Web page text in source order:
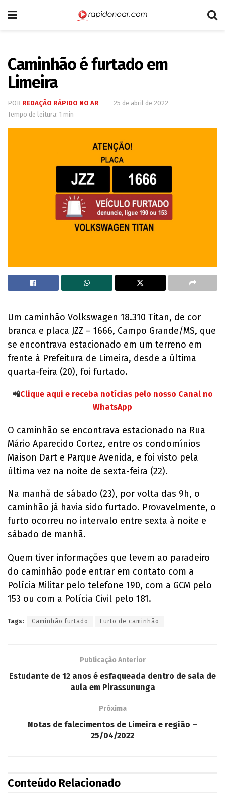
Caminhão é furtado em
Limeira
POR REDAÇÃO RÁPIDO NO AR
25 de abril de 2022
Tempo de leitura: 1 min
Um caminhão Volkswagen 18.310 Titan, de cor
branca e placa JZZ – 1666, Campo Grande/MS, que
se encontrava estacionado em um terreno em
frente à Prefeitura de Limeira, desde a última
quarta-feira (20), foi furtado.
📲Clique aqui e receba notícias pelo nosso Canal no
WhatsApp
O caminhão se encontrava estacionado na Rua
Mário Aparecido Cortez, entre os condomínios
Maison Dart e Parque Avenida, e foi visto pela
última vez na noite de sexta-feira (22).
Na manhã de sábado (23), por volta das 9h, o
caminhão já havia sido furtado. Provavelmente, o
furto ocorreu no intervalo entre sexta à noite e
sábado de manhã.
Quem tiver informações que levem ao paradeiro
do caminhão pode entrar em contato com a
Polícia Militar pelo telefone 190, com a GCM pelo
153 ou com a Polícia Civil pelo 181.
Tags: Caminhão furtado Furto de caminhão
Publicação Anterior
Estudante de 12 anos é esfaqueada dentro de sala de
aula em Pirassununga
Próxima
Notas de falecimentos de Limeira e região –
25/04/2022
Conteúdo Relacionado